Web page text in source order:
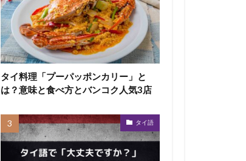
タイ料理「プーパッポンカリー」と
は？意味と食べ方とバンコク人気3店
タイ語